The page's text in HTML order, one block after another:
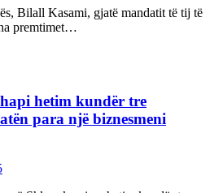
Bilall Kasami, gjatë mandatit të tij të
premtimet…
hetim kundër tre
para një biznesmeni